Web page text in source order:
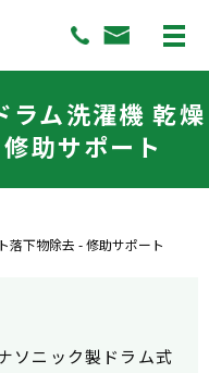
ラム洗濯機 乾燥
助サポート
落下物除去 - 修助サポート
ソニック製ドラム式